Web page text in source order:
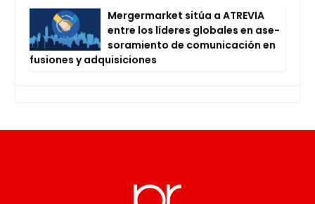
Mer­ger­mar­ket sitúa a ATRE­VIA
entre los líde­res glo­ba­les en ase­
so­ra­mien­to de comu­ni­ca­ción en
fusio­nes y adqui­si­cio­nes